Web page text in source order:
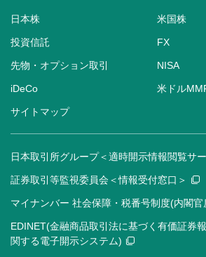
日本株 米国株
投資信託 FX
先物・オプション取引 NISA
iDeCo 米ドル
サイトマップ
日本取引所グループ＜適時開示情報閲覧サ
証券取引等監視委員会＜情報受付窓口＞
マイナンバー 社会保障・税番号制度(内閣官
EDINET(金融商品取引法に基づく有価証券
関する電子開示システム)